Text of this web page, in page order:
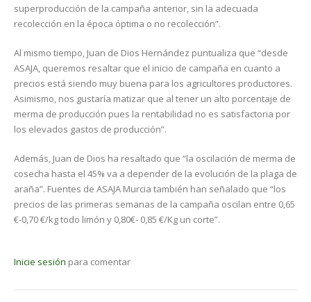
superproducción de la campaña anterior, sin la adecuada
recolección en la época óptima o no recolección”.
Al mismo tiempo, Juan de Dios Hernández puntualiza que “desde
ASAJA, queremos resaltar que el inicio de campaña en cuanto a
precios está siendo muy buena para los agricultores productores.
Asimismo, nos gustaría matizar que al tener un alto porcentaje de
merma de producción pues la rentabilidad no es satisfactoria por
los elevados gastos de producción”.
Además, Juan de Dios ha resaltado que “la oscilación de merma de
cosecha hasta el 45% va a depender de la evolución de la plaga de
araña”. Fuentes de ASAJA Murcia también han señalado que “los
precios de las primeras semanas de la campaña oscilan entre 0,65
€-0,70 €/kg todo limón y 0,80€- 0,85 €/Kg un corte”.
Inicie sesión para comentar